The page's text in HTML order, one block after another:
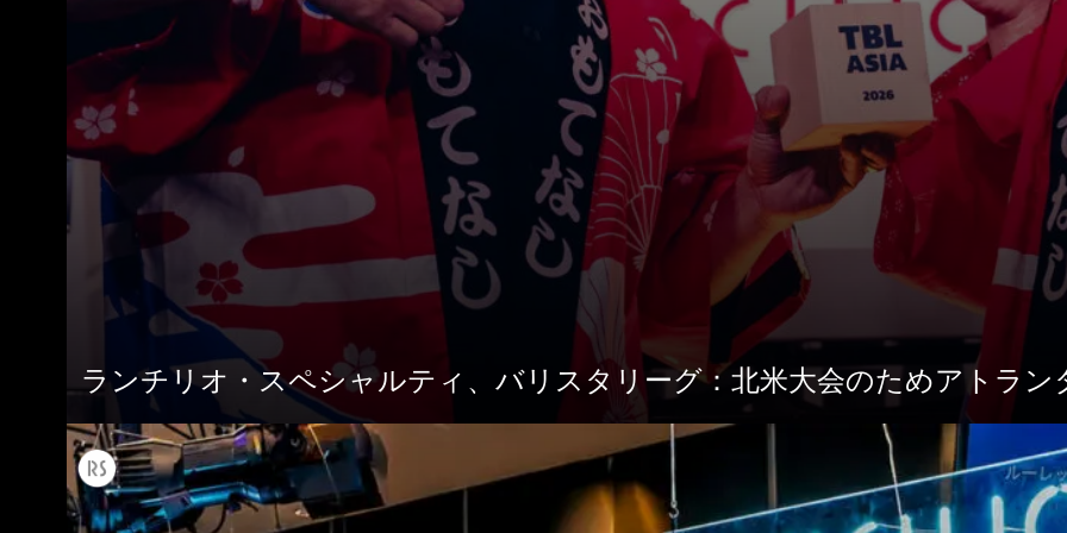
ランチリオ・スペシャルティ、バリスタリーグ：北米大会のためアトラン